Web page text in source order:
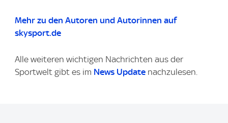
Mehr zu den Autoren und Autorinnen auf
skysport.de
Alle weiteren wichtigen Nachrichten aus der
Sportwelt gibt es im News Update nachzulesen.